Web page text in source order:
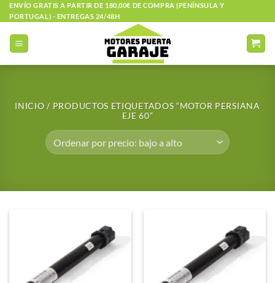
Saltar
al
contenido
ENVÍO GRATIS A PARTIR DE 180,00€ DE COMPRA (PENÍNSULA Y
PORTUGAL) - ENTREGAS 24/48H
INICIO / PRODUCTOS ETIQUETADOS “MOTOR PERSIANA
EJE 60”